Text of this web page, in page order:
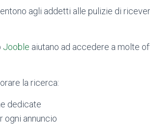
agli addetti alle pulizie di
Jooble aiutano ad accedere a molte
la ricerca:
dedicate
ogni annuncio